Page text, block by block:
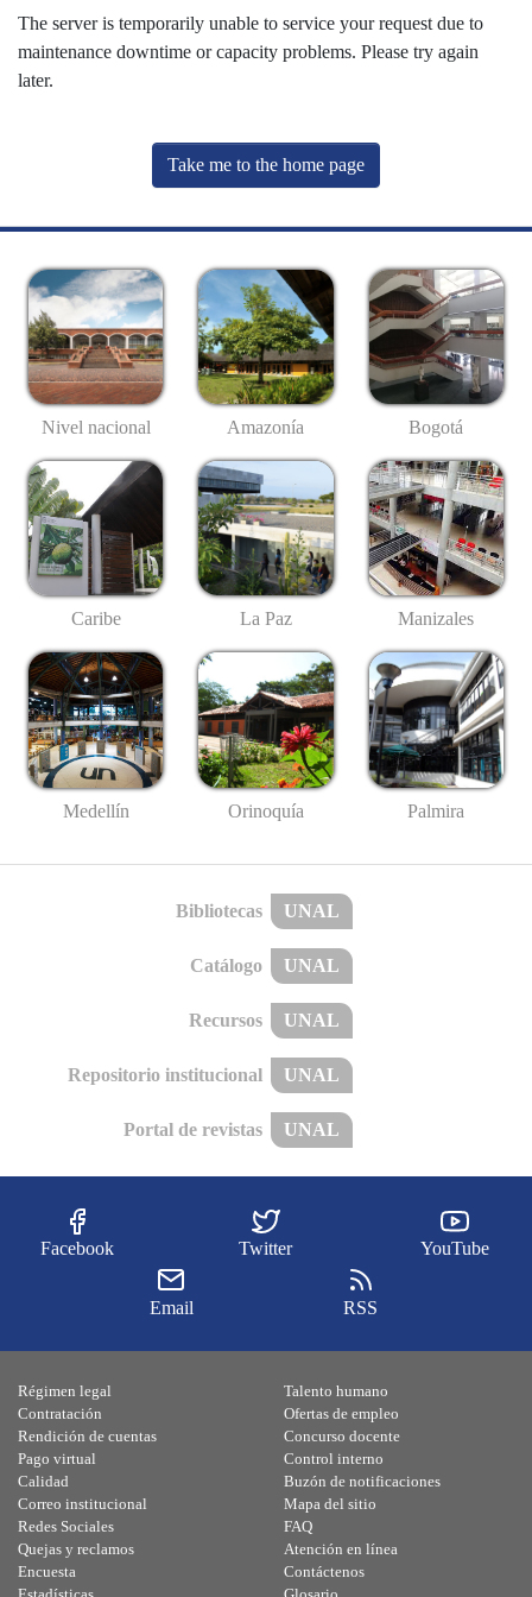
The server is temporarily unable to service your request due to
maintenance downtime or capacity problems. Please try again
later.
Take me to the home page
Nivel nacional Amazonía Bogotá
Caribe La Paz Manizales
Medellín Orinoquía Palmira
Bibliotecas UNAL
Catálogo UNAL
Recursos UNAL
Repositorio institucional UNAL
Portal de revistas UNAL
Facebook Twitter YouTube
Email RSS
Régimen legal
Contratación
Rendición de cuentas
Pago virtual
Calidad
Talento humano
Ofertas de empleo
Concurso docente
Control interno
Buzón de notificaciones
Correo institucional
Redes Sociales
Quejas y reclamos
Encuesta
Mapa del sitio
FAQ
Atención en línea
Contáctenos